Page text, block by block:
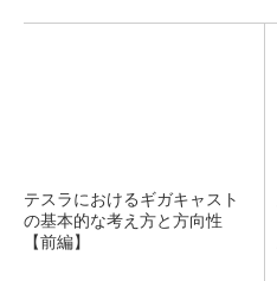
テスラにおけるギガキャスト
の基本的な考え方と方向性
【前編】